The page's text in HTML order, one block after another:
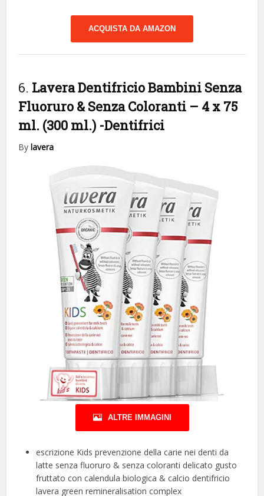
ACQUISTA DA AMAZON
6. Lavera Dentifricio Bambini Senza
Fluoruro & Senza Coloranti – 4 x 75
ml. (300 ml.) -Dentifrici
By lavera
ALTRE IMMAGINI
escrizione Kids prevenzione della carie nei denti da
latte senza fluoruro & senza coloranti delicato gusto
fruttato con calendula biologica & calcio dentifricio
lavera green remineralisation complex